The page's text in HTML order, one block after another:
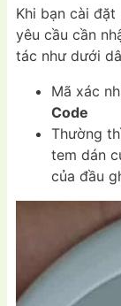
Khi bạn cài
yêu cầu cần
tác như dưới
Mã xác
Code
Thường
tem dán
của đầu